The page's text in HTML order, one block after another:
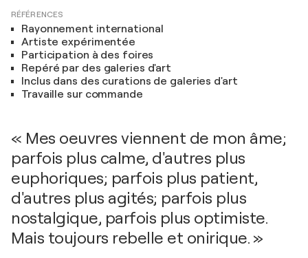
RÉFÉRENCES
Rayonnement international
Artiste expérimentée
Participation à des foires
Repéré par des galeries d'art
Inclus dans des curations de galeries d'art
Travaille sur commande
« Mes oeuvres viennent de mon âme;
parfois plus calme, d'autres plus
euphoriques; parfois plus patient,
d'autres plus agités; parfois plus
nostalgique, parfois plus optimiste.
Mais toujours rebelle et onirique. »